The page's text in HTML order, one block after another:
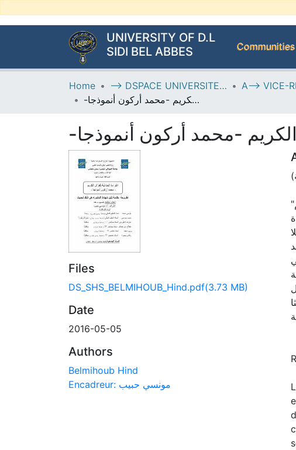
UNIVERSITY OF D.L
SIDI BEL ABBES
Home --> DSPACE UNIVERSITE DJILALLI LIABES DE SIDI BEL ABBES
-القراءة الحداثية للقرآن الكريم -محمد أركون أنموذجا
الكريم -محمد أركون أنموذجا
Files
DS_SHS_BELMIHOUB_Hind.pdf(3.73 MB)
Date
2016-05-05
Authors
Belmihoub Hind
Encadreur: مونسي حبيب
:
"القراءة الحداثية للقرآن الكريم -محمد أركون أنموذجا -" دراسة تسعى إلى فهم